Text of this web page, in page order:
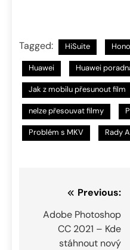
Tagged: HiSuite
Huawei Huawei
Jak z mobilu přesunout film
nelze přesouvat filmy
Problém s MKV Rady
Navigace
pro
příspěvek
Previous:
Adobe Photoshop
CC 2021 – Kde
stáhnout nový